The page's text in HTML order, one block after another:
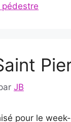
pédestre
JB
pour le